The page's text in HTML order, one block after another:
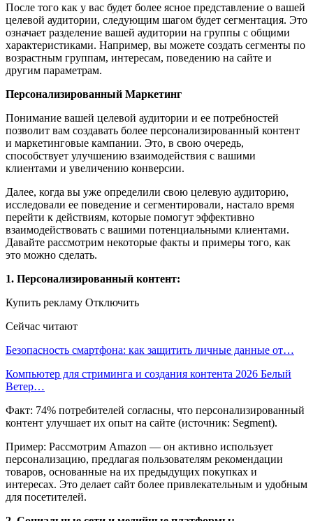
После того как у вас будет более ясное представление о вашей
целевой аудитории, следующим шагом будет сегментация. Это
означает разделение вашей аудитории на группы с общими
характеристиками. Например, вы можете создать сегменты по
возрастным группам, интересам, поведению на сайте и
другим параметрам.
Персонализированный Маркетинг
Понимание вашей целевой аудитории и ее потребностей
позволит вам создавать более персонализированный контент
и маркетинговые кампании. Это, в свою очередь,
способствует улучшению взаимодействия с вашими
клиентами и увеличению конверсии.
Далее, когда вы уже определили свою целевую аудиторию,
исследовали ее поведение и сегментировали, настало время
перейти к действиям, которые помогут эффективно
взаимодействовать с вашими потенциальными клиентами.
Давайте рассмотрим некоторые факты и примеры того, как
это можно сделать.
1. Персонализированный контент:
Купить рекламу Отключить
Сейчас читают
Безопасность смартфона: как защитить личные данные от…
Компьютер для стриминга и создания контента 2026 Белый
Ветер…
Факт: 74% потребителей согласны, что персонализированный
контент улучшает их опыт на сайте (источник: Segment).
Пример: Рассмотрим Amazon — он активно использует
персонализацию, предлагая пользователям рекомендации
товаров, основанные на их предыдущих покупках и
интересах. Это делает сайт более привлекательным и удобным
для посетителей.